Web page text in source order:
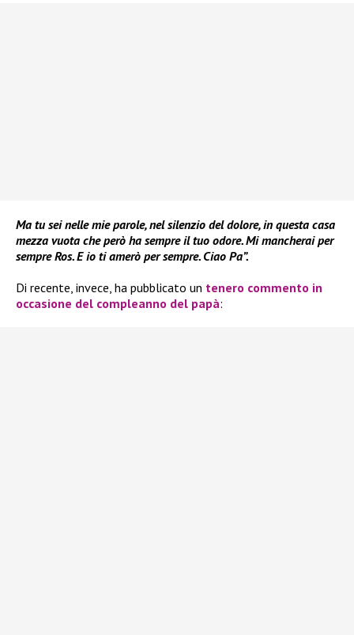
Ma tu sei nelle mie parole, nel silenzio del dolore, in questa casa
mezza vuota che però ha sempre il tuo odore. Mi mancherai per
sempre Ros. E io ti amerò per sempre. Ciao Pa”.
Di recente, invece, ha pubblicato un tenero commento in
occasione del compleanno del papà: